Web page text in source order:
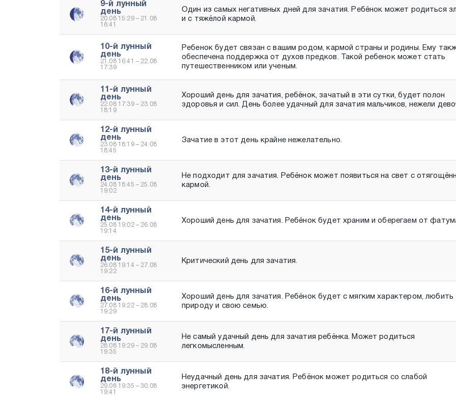
9-й лунный
день
20.08 15:29 – 21.08
16:41
Один из самых негативных дней для зачатия. Ребёнок может родиться
и с тяжёлой кармой.
10-й лунный
день
21.08 16:41 – 22.08
17:39
Ребенок будет связан с вашим родом, кармой страны и родины. Ему
обеспечена поддержка от духов предков. Такой ребенок может стать
путешественником или ученым.
11-й лунный
день
22.08 17:39 – 23.08
18:19
Хороший день для зачатия, ребёнок, зачатый в эти сутки, будет полон
здоровья и сил. День более удачный для зачатия мальчиков, нежели
12-й лунный
день
23.08 18:19 – 24.08
18:45
Зачатие в этот день крайне нежелательно.
13-й лунный
день
24.08 18:45 – 25.08
19:02
Не подходит для зачатия. Ребёнок может появиться на свет с
кармой.
14-й лунный
день
25.08 19:02 – 26.08
19:14
Хороший день для зачатия. Ребёнок будет храним и оберегаем от
15-й лунный
день
26.08 19:14 – 27.08
19:22
Критический день для зачатия.
16-й лунный
день
27.08 19:22 – 28.08
19:29
Хороший день для зачатия. Ребёнок будет с мягким характером, любить
природу и свою семью.
17-й лунный
день
28.08 19:29 – 29.08
19:35
Не самый удачный день для зачатия ребёнка. Может родиться
легкомысленным.
18-й лунный
день
29.08 19:35 – 30.08
19:41
Неудачный день для зачатия. Ребёнок может родиться со слабой
энергетикой.